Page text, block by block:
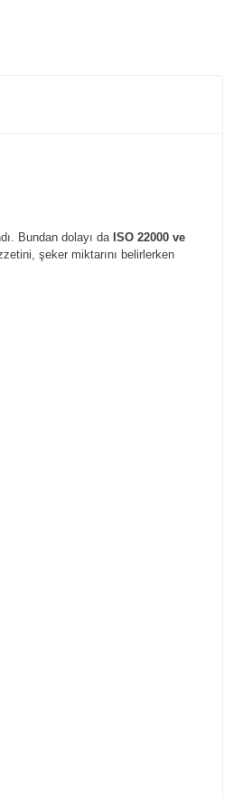
Bundan dolayı da ISO 22000 ve
şeker miktarını belirlerken